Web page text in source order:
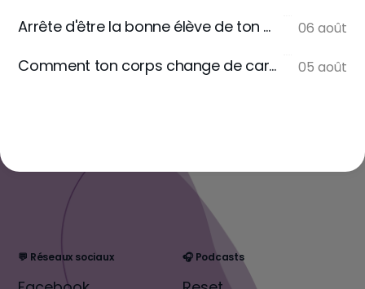
Arrête d'être la bonne élève de ton assiette 06 août
Comment ton corps change de carburant 05 août
💬 Réseaux sociaux 🎧 Podcasts